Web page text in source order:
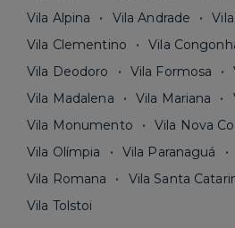
Vila Alpina
Vila Andrade
Vila Clementino
Vila
Vila Deodoro
Vila Formosa
Vila Madalena
Vila Mariana
Vila Monumento
Vila Nova
Vila Olímpia
Vila Paranaguá
Vila Romana
Vila Santa
Vila Tolstoi